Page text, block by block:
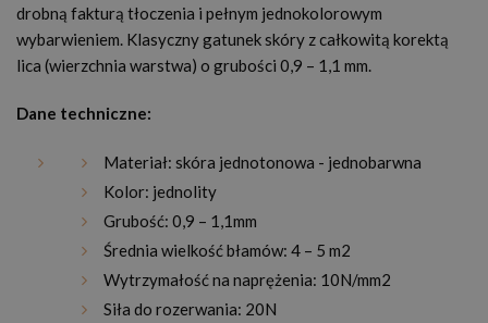
drobną fakturą tłoczenia i pełnym jednokolorowym
wybarwieniem. Klasyczny gatunek skóry z całkowitą korektą
lica (wierzchnia warstwa) o grubości 0,9 – 1,1 mm.
Dane techniczne:
Materiał: skóra jednotonowa - jednobarwna
Kolor: jednolity
Grubość: 0,9 – 1,1mm
Średnia wielkość błamów: 4 – 5 m2
Wytrzymałość na naprężenia: 10N/mm2
Siła do rozerwania: 20N